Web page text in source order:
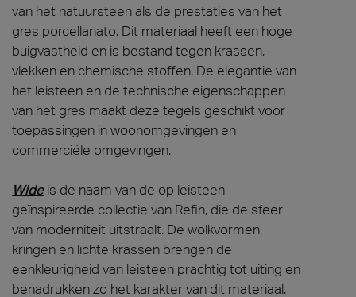
van het natuursteen als de prestaties van het
gres porcellanato. Dit materiaal heeft een hoge
buigvastheid en is bestand tegen krassen,
vlekken en chemische stoffen. De elegantie van
het leisteen en de technische eigenschappen
van het gres maakt deze tegels geschikt voor
toepassingen in woonomgevingen en
commerciële omgevingen.
Wideis de naam van de op leisteen
geïnspireerde collectie van Refin, die de sfeer
van moderniteit uitstraalt. De wolkvormen,
kringen en lichte krassen brengen de
eenkleurigheid van leisteen prachtig tot uiting en
benadrukken zo het karakter van dit materiaal.